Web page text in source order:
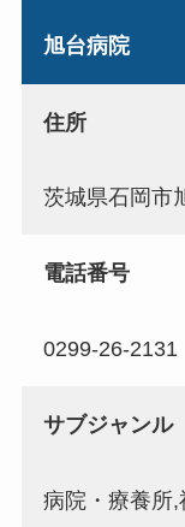
旭台病院
住所
茨城県石岡市
電話番号
0299-26-2131
サブジャンル
病院・療養所